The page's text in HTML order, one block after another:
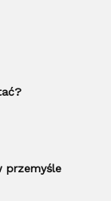
przemyśle